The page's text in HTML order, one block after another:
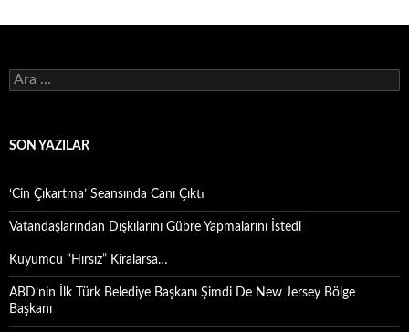
Arama:
SON YAZILAR
‘Cin Çıkartma’ Seansında Canı Çıktı
Vatandaşlarından Dışkılarını Gübre Yapmalarını İstedi
Kuyumcu “Hırsız” Kiralarsa…
ABD’nin İlk Türk Belediye Başkanı Şimdi De New Jersey Bölge
Başkanı